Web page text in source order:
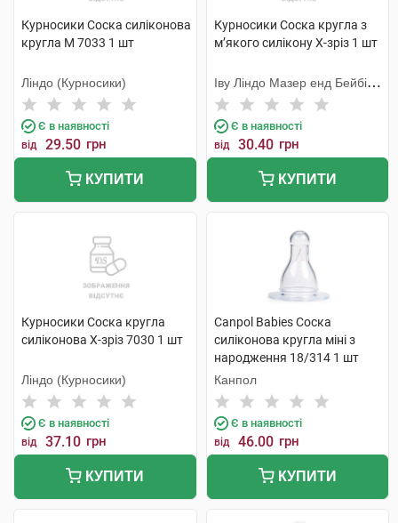
Курносики Соска силіконова
кругла M 7033 1 шт
Ліндо (Курносики)
Є в наявності
від 29.50 грн
КУПИТИ
Курносики Соска кругла з
м’якого силікону X-зріз 1 шт
Іву Ліндо Мазер енд Бейбі
Продактс
Є в наявності
від 30.40 грн
КУПИТИ
Курносики Соска кругла
силіконова X-зріз 7030 1 шт
Ліндо (Курносики)
Є в наявності
від 37.10 грн
КУПИТИ
Canpol Babies Соска
силіконова кругла міні з
народження 18/314 1 шт
Канпол
Є в наявності
від 46.00 грн
КУПИТИ